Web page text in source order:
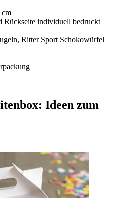
cm
Rückseite individuell bedruckt
Ritter Sport Schokowürfel
Ideen zum